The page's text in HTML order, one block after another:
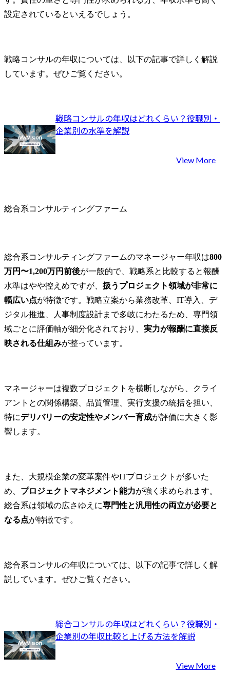
設定されているといえるでしょう。
戦略コンサルの年収については、以下の記事で詳しく解説
しています。ぜひご覧ください。
戦略コンサルの年収はどれくらい？役職別・
企業別の水準を解説
View More
総合系コンサルティングファーム
総合系コンサルティングファームのマネージャー年収は800
万円〜1,200万円前後が一般的で、戦略系と比較すると報酬
水準はやや控えめですが、 扱うプロジェクト領域が非常に
幅広い点が特徴です。戦略立案から業務改革、IT導入、デ
ジタル推進、人事制度設計まで多岐にわたるため、専門領
域ごとに評価軸が細分化されており、 実力が報酬に直接反
映される仕組みが整っています。
マネージャーは複数プロジェクトを横断しながら、クライ
アントとの関係構築、品質管理、実行支援の統括を担い、
特にデリバリーの安定性やメンバー育成が評価に大きく影
響します。
また、大規模企業の変革案件やITプロジェクトが多いた
め、 プロジェクトマネジメント能力が強く求められます。
総合系は領域の広さゆえに専門性と汎用性の両立が必要と
なる点が特徴です。
総合系コンサルの年収については、以下の記事で詳しく解
説しています。ぜひご覧ください。
総合コンサルの年収はどれくらい？役職別・
企業別の年収比較と上げる方法を解説
View More